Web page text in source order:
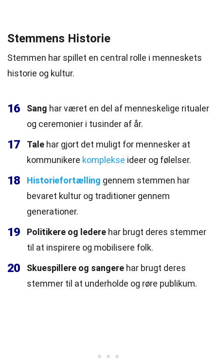
Stemmens Historie
Stemmen har spillet en central rolle i menneskets
historie og kultur.
16 Sang har været en del af menneskelige ritualer
og ceremonier i tusinder af år.
17 Tale har gjort det muligt for mennesker at
kommunikere komplekse ideer og følelser.
18 Historiefortælling gennem stemmen har
bevaret kultur og traditioner gennem
generationer.
19 Politikere og ledere har brugt deres stemmer
til at inspirere og mobilisere folk.
20 Skuespillere og sangere har brugt deres
stemmer til at underholde og røre publikum.